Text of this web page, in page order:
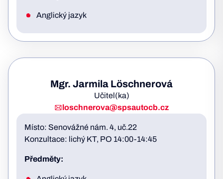
Anglický jazyk
Mgr. Jarmila Löschnerová
Učitel(ka)
loschnerova@spsautocb.cz
Místo: Senovážné nám. 4, uč.22
Konzultace: lichý KT, PO 14:00-14:45
Předměty: